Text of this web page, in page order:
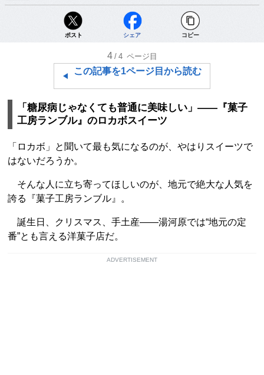
ポスト シェア コピー
4 /4 ページ目
この記事を1ページ目から読む
「糖尿病じゃなくても普通に美味しい」――『菓子
工房ランブル』のロカボスイーツ
「ロカボ」と聞いて最も気になるのが、やはりスイーツで
はないだろうか。
そんな人に立ち寄ってほしいのが、地元で絶大な人気を
誇る『菓子工房ランブル』。
誕生日、クリスマス、手土産――湯河原では“地元の定
番”とも言える洋菓子店だ。
ADVERTISEMENT